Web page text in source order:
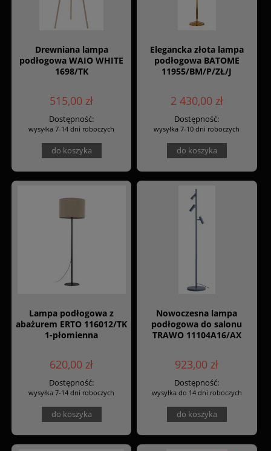
Drewniana lampa
podłogowa WAIO WHITE
1698/TK
515,00 zł
Dostępność:
wysyłka 7-14 dni roboczych
do koszyka
Elegancka złota lampa
podłogowa BATOME
11955/BM/P/ZŁ/J
2 430,00 zł
Dostępność:
wysyłka 7-10 dni roboczych
do koszyka
Lampa podłogowa z
abażurem ERTO 116012/TK
1-płomienna
620,00 zł
Dostępność:
wysyłka 7-14 dni roboczych
do koszyka
Nowoczesna lampa
podłogowa do salonu
TRAWO 11104A16/AX
923,00 zł
Dostępność:
wysyłka do 14 dni roboczych
do koszyka